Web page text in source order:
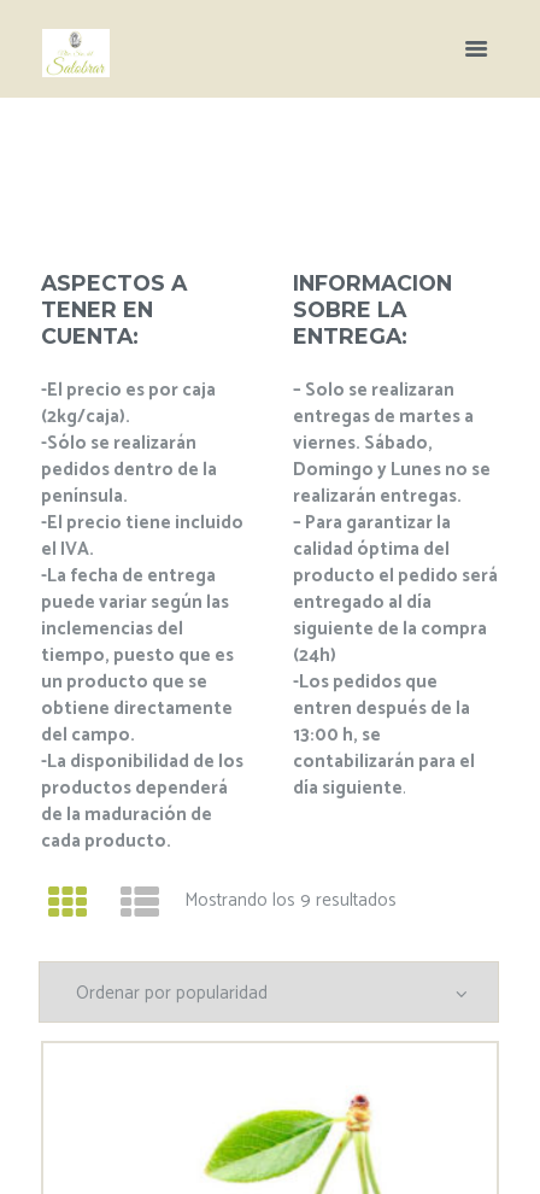
ASPECTOS A
TENER EN
CUENTA:
-El precio es por caja
(2kg/caja).
-Sólo se realizarán
pedidos dentro de la
península.
-El precio tiene incluido
el IVA.
-La fecha de entrega
puede variar según las
inclemencias del
tiempo, puesto que es
un producto que se
obtiene directamente
del campo.
-La disponibilidad de los
productos dependerá
de la maduración de
cada producto.
INFORMACION
SOBRE LA
ENTREGA:
– Solo se realizaran
entregas de martes a
viernes. Sábado,
Domingo y Lunes no se
realizarán entregas.
– Para garantizar la
calidad óptima del
producto el pedido será
entregado al día
siguiente de la compra
(24h)
-Los pedidos que
entren después de la
13:00 h, se
contabilizarán para el
día siguiente.
Mostrando los 9 resultados